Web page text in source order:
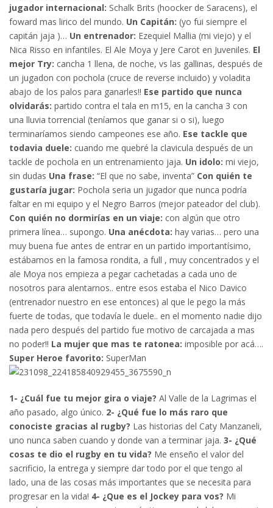
jugador internacional: Schalk Brits (hoocker de Saracens), el
foward mas lirico del mundo. Un Capitán: (yo fui siempre el
capitán jaja )… Un entrenador: Ezequiel Mallia (mi viejo) y el
Nica Risso en infantiles. El Ale Moya y Jere Carot en Juveniles. El
mejor Try: cancha 1 llena, de noche, vs las gallinas, después de
un jugadon con pochola (cruce de reverse incluido) y voladita
abajo de los palos para ganarles!! Ese partido que nunca
olvidarás: partido contra el tala en m15, en la cancha 3 con
una lluvia torrencial (teníamos que ganar si o si), luego
terminaríamos siendo campeones ese año. Ese tackle que
todavia duele: cuando me quebré la clavicula después de un
tackle de pochola en un entrenamiento jaja. Un idolo: mi viejo,
sin dudas Una frase: “El que no sabe, inventa” Con quién te
gustaría jugar: Pochola seria un jugador que nunca podría
faltar en mi equipo y el Negro Barros (mejor pateador del club).
Con quién no dormirías en un viaje: con algún que otro
primera línea… supongo. Una anécdota: hay varias… pero una
muy buena fue antes de entrar en un partido importantísimo,
estábamos en la famosa rondita, a full , muy concentrados y el
ale Moya nos empieza a pegar cachetadas a cada uno de
nosotros para alentarnos.. entre esos estaba el Nico Davico
(entrenador nuestro en ese entonces) al que le pego la más
fuerte de todas, que todavía le duele.. en el momento nadie dijo
nada pero después del partido fue motivo de carcajada a mas
no poder!! La mujer que mas te ratonea: imposible por acá….
Super Heroe favorito: SuperMan
1- ¿Cuál fue tu mejor gira o viaje? Al Valle de la Lagrimas el
año pasado, algo único. 2- ¿Qué fue lo más raro que
conociste gracias al rugby? Las historias del Caty Manzaneli,
uno nunca saben cuando y donde van a terminar jaja. 3- ¿Qué
cosas te dio el rugby en tu vida? Me enseño el valor del
sacrificio, la entrega y siempre dar todo por el que tengo al
lado, una de las cosas más importantes que se necesita para
progresar en la vida! 4- ¿Que es el Jockey para vos? Mi